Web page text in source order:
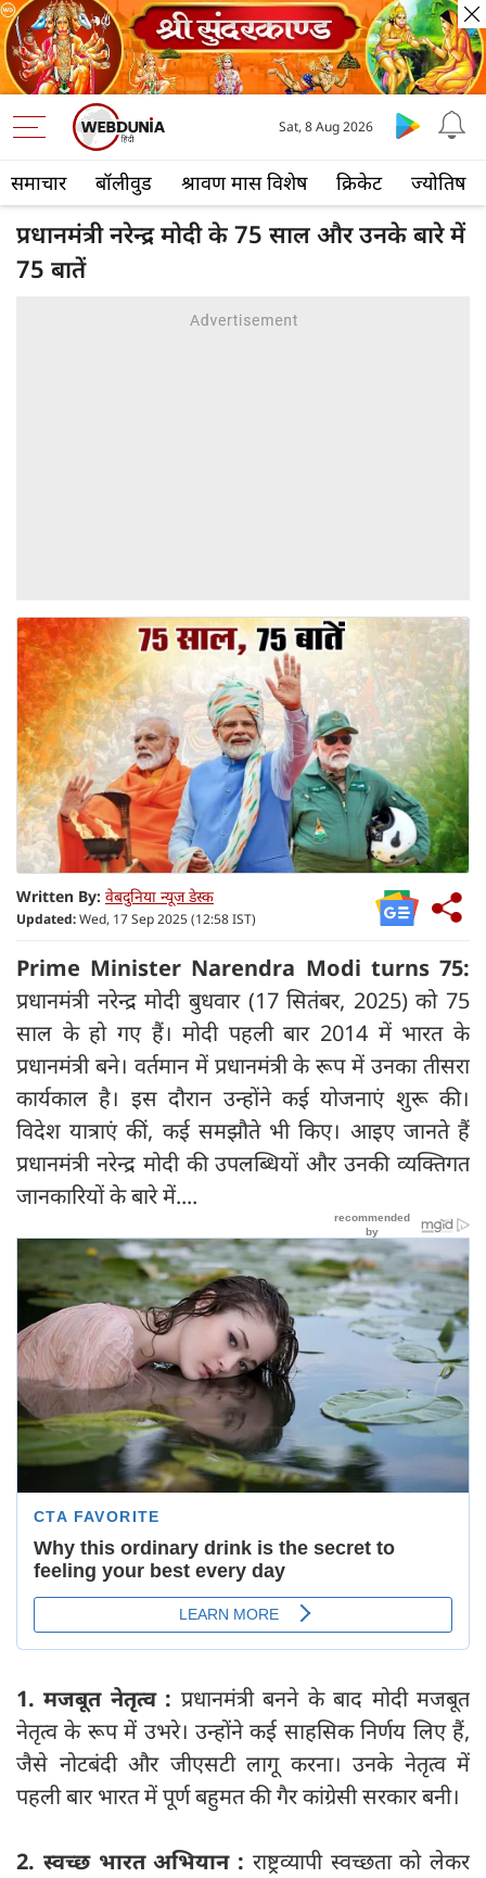
समाचार बॉलीवुड श्रावण मास विशेष क्रिकेट ज्योतिष
Sat, 8 Aug 2026
प्रधानमंत्री नरेन्द्र मोदी के 75 साल और उनके बारे में
75 बातें
Written By: वेबदुनिया न्यूज डेस्क
Updated:Wed, 17 Sep 2025 (12:58 IST)
Prime Minister Narendra Modi turns 75:
प्रधानमंत्री नरेन्द्र मोदी बुधवार (17 सितंबर, 2025) को 75
साल के हो गए हैं। मोदी पहली बार 2014 में भारत के
प्रधानमंत्री बने। वर्तमान में प्रधानमंत्री के रूप में उनका तीसरा
कार्यकाल है। इस दौरान उन्होंने कई योजनाएं शुरू की।
विदेश यात्राएं कीं, कई समझौते भी किए। आइए जानते हैं
प्रधानमंत्री नरेन्द्र मोदी की उपलब्धियों और उनकी व्यक्तिगत
जानकारियों के बारे में....
1. मजबूत नेतृत्व : प्रधानमंत्री बनने के बाद मोदी मजबूत
नेतृत्व के रूप में उभरे। उन्होंने कई साहसिक निर्णय लिए हैं,
जैसे नोटबंदी और जीएसटी लागू करना। उनके नेतृत्व में
पहली बार भारत में पूर्ण बहुमत की गैर कांग्रेसी सरकार बनी।
2. स्वच्छ भारत अभियान : राष्ट्रव्यापी स्वच्छता को लेकर